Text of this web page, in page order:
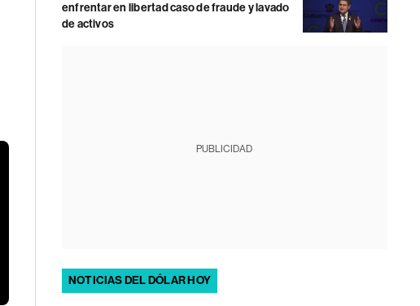
enfrentar en libertad caso de fraude y lavado
de activos
PUBLICIDAD
NOTICIAS DEL DÓLAR HOY